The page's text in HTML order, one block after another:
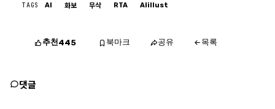
TAGS AI 화보 무삭 RTA AIillust
추천445 북마크 공유 목록
댓글